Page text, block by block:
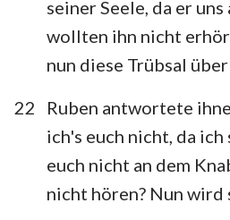
1 2 3 4
8
9 10 11
15
16 17 18
22
23 24 25
29
30 31 32
seiner Seele, da er
wollten ihn nicht
nun diese Trübsal über
22
Ruben antwortete
ich's euch nicht, da
euch nicht an dem
nicht hören? Nun